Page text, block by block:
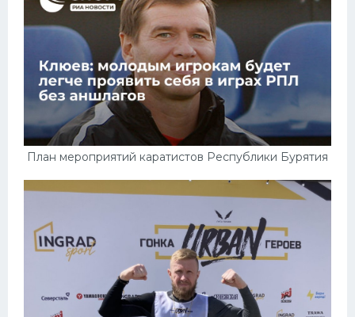
План мероприятий каратистов Республики Бурятия